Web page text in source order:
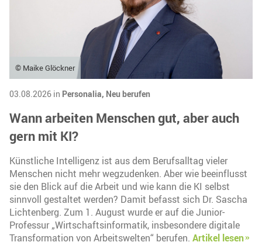
© Maike Glöckner
03.08.2026 in Personalia, Neu berufen
Wann arbeiten Menschen gut, aber auch
gern mit KI?
Künstliche Intelligenz ist aus dem Berufsalltag vieler
Menschen nicht mehr wegzudenken. Aber wie beeinflusst
sie den Blick auf die Arbeit und wie kann die KI selbst
sinnvoll gestaltet werden? Damit befasst sich Dr. Sascha
Lichtenberg. Zum 1. August wurde er auf die Junior-
Professur „Wirtschaftsinformatik, insbesondere digitale
Transformation von Arbeitswelten“ berufen. Artikel lesen